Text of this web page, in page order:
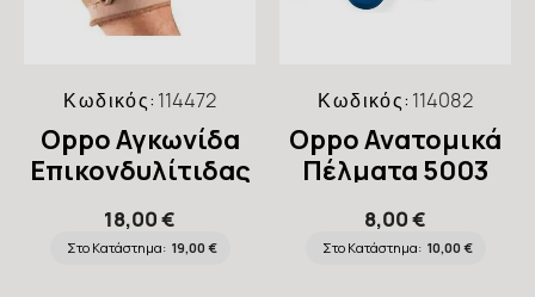
Κωδικός: 114472
Oppo Αγκωνίδα
Επικονδυλίτιδας
1080
18,00 €
Στο Κατάστημα: 19,00 €
Κωδικός: 114082
Oppo Ανατομικά
Πέλματα 5003
8,00 €
Στο Κατάστημα: 10,00 €